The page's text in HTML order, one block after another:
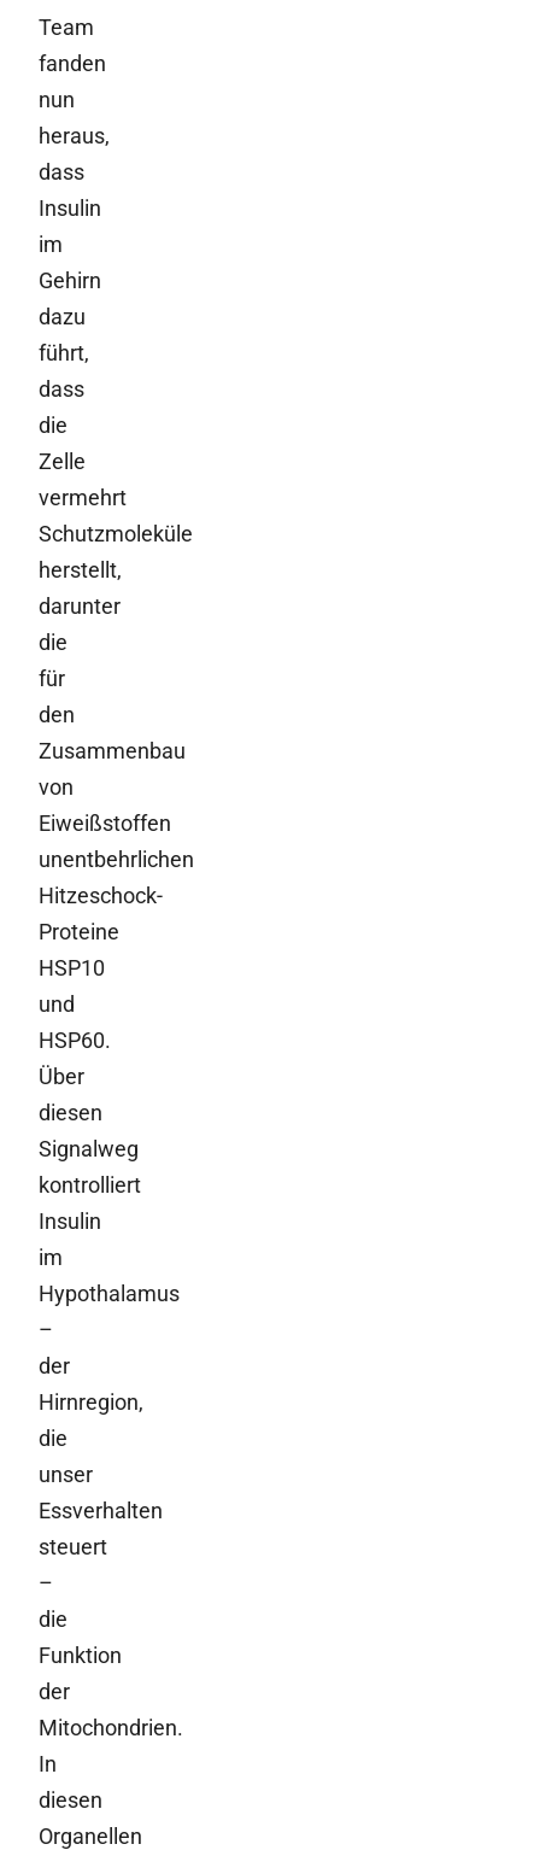
Team
fanden
nun
heraus,
dass
Insulin
im
Gehirn
dazu
führt,
dass
die
Zelle
vermehrt
Schutzmoleküle
herstellt,
darunter
die
für
den
Zusammenbau
von
Eiweißstoffen
unentbehrlichen
Hitzeschock-
Proteine
HSP10
und
HSP60.
Über
diesen
Signalweg
kontrolliert
Insulin
im
Hypothalamus
–
der
Hirnregion,
die
unser
Essverhalten
steuert
–
die
Funktion
der
Mitochondrien.
In
diesen
Organellen